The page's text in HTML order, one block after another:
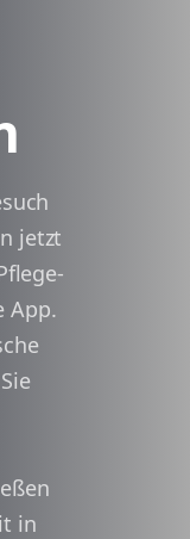
jetzt
App.
in